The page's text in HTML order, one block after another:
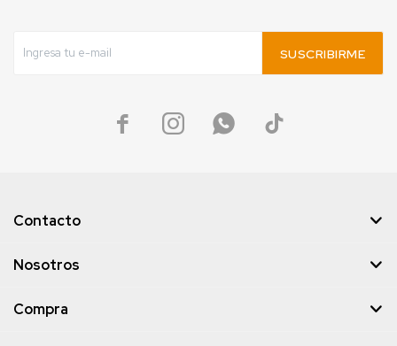
SUSCRIBIRME
   
Contacto
Nosotros
Compra